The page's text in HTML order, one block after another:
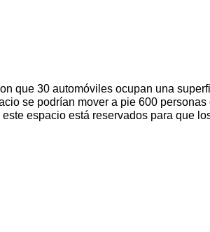
que 30 automóviles ocupan una
se podrían mover a pie 600
espacio está reservados para que